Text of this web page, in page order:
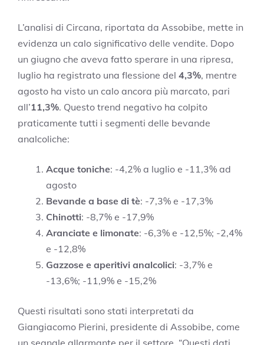
L’analisi di Circana, riportata da Assobibe, mette in
evidenza un calo significativo delle vendite. Dopo
un giugno che aveva fatto sperare in una ripresa,
luglio ha registrato una flessione del 4,3%, mentre
agosto ha visto un calo ancora più marcato, pari
all’11,3%. Questo trend negativo ha colpito
praticamente tutti i segmenti delle bevande
analcoliche:
Acque toniche: -4,2% a luglio e -11,3% ad
agosto
Bevande a base di tè: -7,3% e -17,3%
Chinotti: -8,7% e -17,9%
Aranciate e limonate: -6,3% e -12,5%; -2,4%
e -12,8%
Gazzose e aperitivi analcolici: -3,7% e
-13,6%; -11,9% e -15,2%
Questi risultati sono stati interpretati da
Giangiacomo Pierini, presidente di Assobibe, come
un segnale allarmante per il settore. “Questi dati